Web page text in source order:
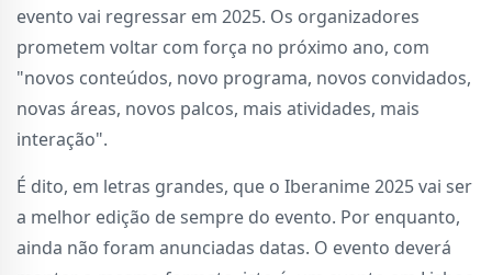
evento vai regressar em 2025. Os organizadores
prometem voltar com força no próximo ano, com
"novos conteúdos, novo programa, novos convidados,
novas áreas, novos palcos, mais atividades, mais
interação".
É dito, em letras grandes, que o Iberanime 2025 vai ser
a melhor edição de sempre do evento. Por enquanto,
ainda não foram anunciadas datas. O evento deverá